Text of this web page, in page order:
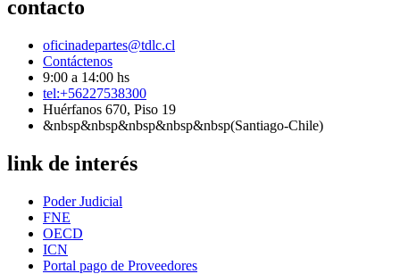
contacto
oficinadepartes@tdlc.cl
Contáctenos
9:00 a 14:00 hs
tel:+56227538300
Huérfanos 670, Piso 19
&nbsp&nbsp&nbsp&nbsp&nbsp(Santiago-Chile)
link de interés
Poder Judicial
FNE
OECD
ICN
Portal pago de Proveedores